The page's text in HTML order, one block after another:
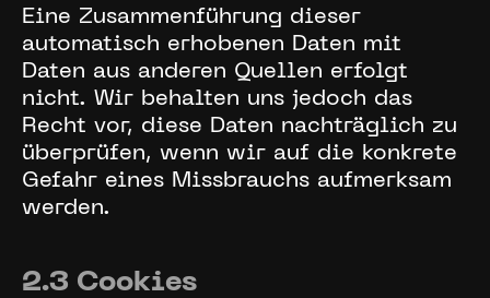
Eine Zusammenführung dieser
automatisch erhobenen Daten mit
Daten aus anderen Quellen erfolgt
nicht. Wir behalten uns jedoch das
Recht vor, diese Daten nachträglich zu
überprüfen, wenn wir auf die konkrete
Gefahr eines Missbrauchs aufmerksam
werden.
2.3 Cookies